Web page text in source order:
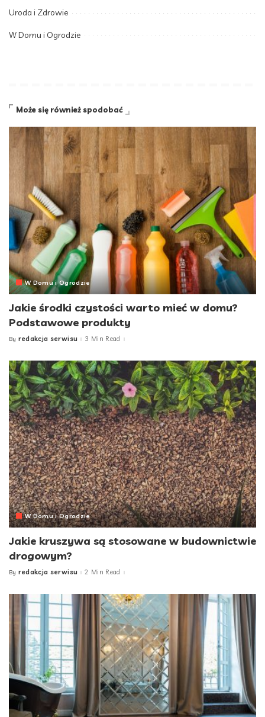
Uroda i Zdrowie
W Domu i Ogrodzie
Może się również spodobać
W Domu i Ogrodzie
Jakie środki czystości warto mieć w domu?
Podstawowe produkty
Posted
By redakcja serwisu 3 Min Read
W Domu i Ogrodzie
Jakie kruszywa są stosowane w budownictwie
drogowym?
Posted
By redakcja serwisu 2 Min Read